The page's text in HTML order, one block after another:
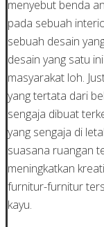
menyebut benda
pada sebuah
sebuah desain
desain yang satu
masyarakat loh.
yang tertata dari
sengaja dibuat
yang sengaja di
suasana ruangan
meningkatkan
furnitur-furnitur
kayu.